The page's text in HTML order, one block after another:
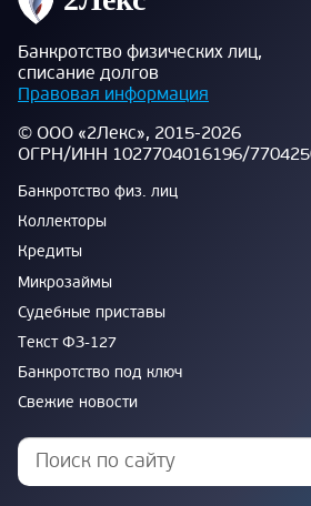
Банкротство физических лиц,
списание долгов
Правовая информация
© ООО «2Лекс», 2015-2026
ОГРН/ИНН 1027704016196/
Банкротство физ. лиц
Коллекторы
Кредиты
Микрозаймы
Судебные приставы
Текст ФЗ-127
Банкротство под ключ
Свежие новости